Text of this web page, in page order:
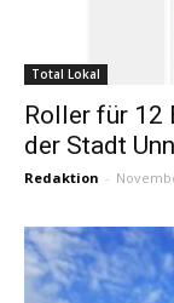
Total Lokal
Roller für 12
der Stadt
Redaktion -